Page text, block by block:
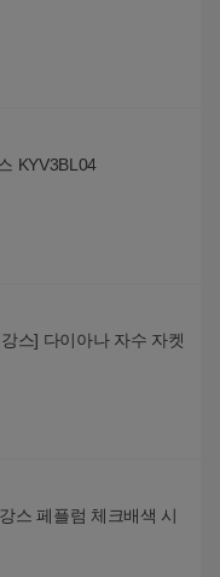
KYV3BL04
스] 다이아나 자수 자켓
스 페플럼 체크배색 시